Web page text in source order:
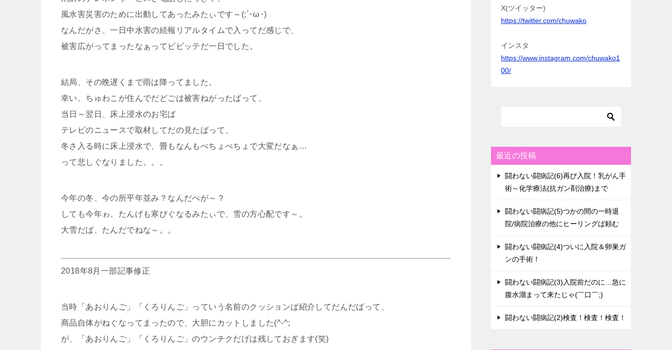
風水害災害のために出動してあったみたぃです～(;´･ω･)
なんだがさ、一日中水害の続報リアルタイムで入ってだ感じで、
被害広がってまったなぁってビビッテだ一日でした。
結局、その晩遅くまで雨は降ってました。
幸い、ちゅわこが住んでだどごは被害ねがったばって、
当日～翌日、床上浸水のお宅ば
テレビのニュースで取材してだの見たばって、
冬さ入る時に床上浸水で、畳もなんもべちょべちょで大変だなぁ…
って悲しぐなりました。。。
今年の冬、今の所平年並み？なんだべが～？
しても今年ゎ、たんげも寒びぐなるみたぃで、雪の方心配です～。
大雪だば、たんだでねな～。。
2018年8月一部記事修正
当時「あおりんご」「くろりんご」っていう名前のクッションば紹介してだんだばって、
商品自体がねぐなってまったので、大胆にカットしました(^-^;
が、「あおりんご」「くろりんご」のウンチクだげは残しておぎます(笑)
X(ツイッター)
https://twitter.com/chuwako
インスタ
https://www.instagram.com/chuwako1
00/
最近の投稿
闘わない闘病記(6)再び入院！乳がん手
術～化学療法(抗ガン剤治療)まで
闘わない闘病記(5)つかの間の一時退
院/病院治療の他にヒーリングば頼む
闘わない闘病記(4)ついに入院＆卵巣ガ
ンの手術！
闘わない闘病記(3)入院前だのに…急に
腹水溜まって来たじゃ(￣口￣;)
闘わない闘病記(2)検査！検査！検査！